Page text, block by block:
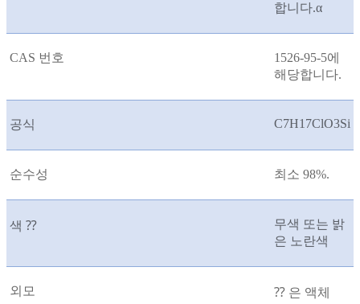
합니다.α
CAS 번호
1526-95-5에
해당합니다.
공식 C7H17ClO3Si
순수성 최소 98%.
색 ⁇
무색 또는 밝
은 노란색
외모 ⁇ 은 액체